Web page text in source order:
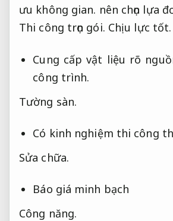
ưu không gian. nên chọn lựa
Thi công trọn gói. Chịu lực tốt.
Cung cấp vật liệu rõ
công trình.
Tường sàn.
Có kinh nghiệm thi công
Sửa chữa.
Báo giá minh bạch
Công năng.